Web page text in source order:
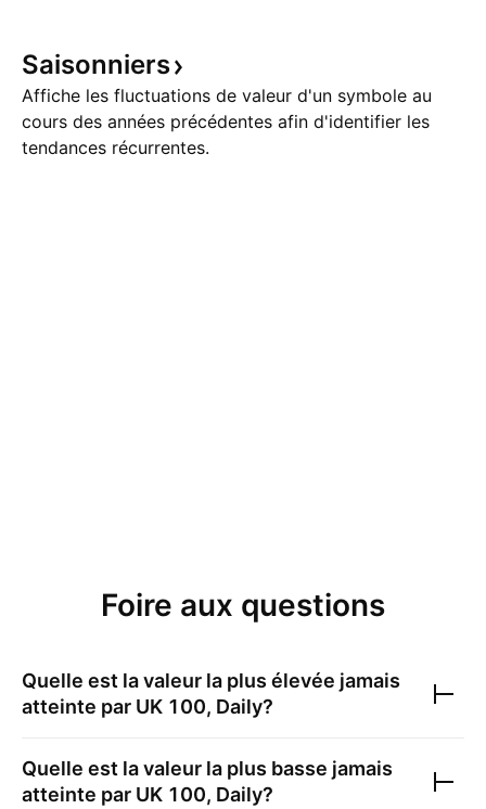
Intermediate a enregistré une
hausse hebdomadai
Saisonniers
Affiche les fluctuations de valeur d'un symbole au
cours des années précédentes afin d'identifier les
tendances récurrentes.
Foire aux questions
Quelle est la valeur la plus élevée jamais
atteinte par UK 100, Daily?
Quelle est la valeur la plus basse jamais
atteinte par UK 100, Daily?